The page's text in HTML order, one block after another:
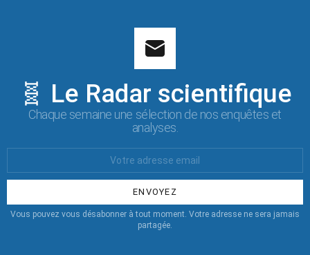
🧬 Le Radar scientifique
Chaque semaine une sélection de nos enquêtes et
analyses.
:
Vous pouvez vous désabonner à tout moment. Votre adresse ne sera jamais
partagée.